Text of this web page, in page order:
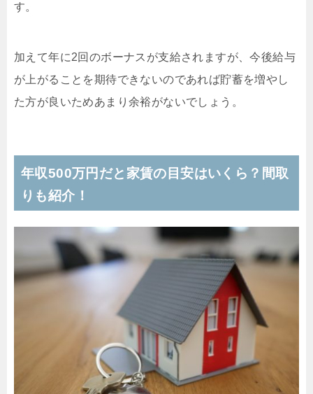
す。
加えて年に2回のボーナスが支給されますが、今後給与
が上がることを期待できないのであれば貯蓄を増やし
た方が良いためあまり余裕がないでしょう。
年収500万円だと家賃の目安はいくら？間取
りも紹介！